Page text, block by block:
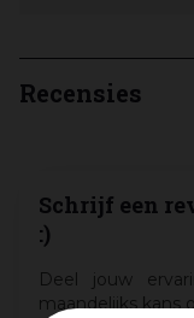
Recensies
Schrijf een
:)
Deel jouw
maandelijks kans